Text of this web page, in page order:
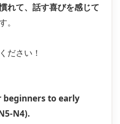
れて、話す喜びを感じて
。
ださい！
to early
N4).